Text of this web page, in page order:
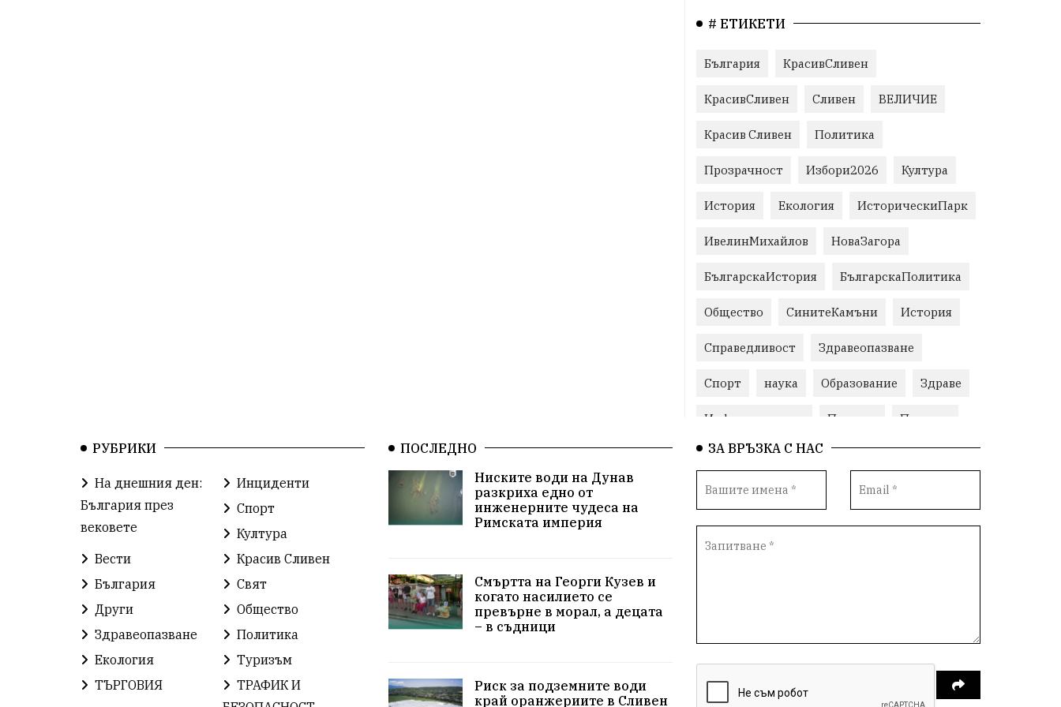
# ЕТИКЕТИ
България КрасивСливен
КрасивСливен Сливен ВЕЛИЧИЕ
Красив Сливен Политика
Прозрачност Избори2026 Култура
История Екология ИсторическиПарк
ИвелинМихайлов НоваЗагора
БългарскаИстория БългарскаПолитика
Общество СинитеКамъни История
Справедливост Здравеопазване
Спорт наука Образование Здраве
Инфраструктура Пеевски Протест
Свобода ИвелинМихайлов
ОбщинаСливен Карандила
ГражданскоОбщество РадостинВасилев
ОбщественИнтерес земеделие
ИсторияНаБългария Иновации САЩ
РУБРИКИ
На днешния ден:
България през
вековете
Инциденти
Спорт
Култура
Вести
Красив Сливен
България
Свят
Други
Общество
Здравеопазване
Политика
Екология
Туризъм
ТЪРГОВИЯ
ТРАФИК И
ПОСЛЕДНО
Ниските води на Дунав
разкриха едно от
инженерните чудеса на
Римската империя
Смъртта на Георги Кузев и
когато насилието се
превърне в морал, а децата
– в съдници
Риск за подземните води
край оранжериите в Сливен
ЗА ВРЪЗКА С НАС